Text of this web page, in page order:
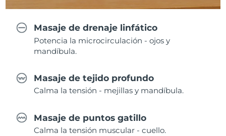
Masaje de drenaje linfático
Potencia la microcirculación - ojos y
mandíbula.
Masaje de tejido profundo
Calma la tensión - mejillas y mandíbula.
Masaje de puntos gatillo
Calma la tensión muscular - cuello.